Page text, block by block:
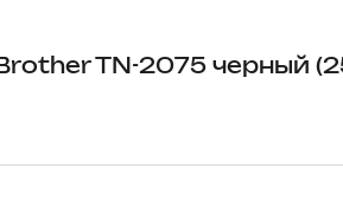
TN-2075 черный